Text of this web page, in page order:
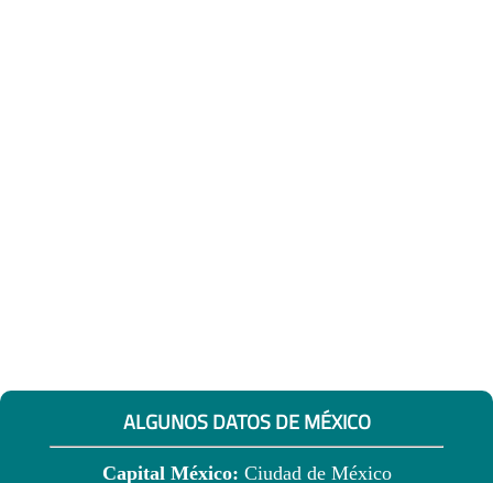
ALGUNOS DATOS DE MÉXICO
Capital México: Ciudad de México